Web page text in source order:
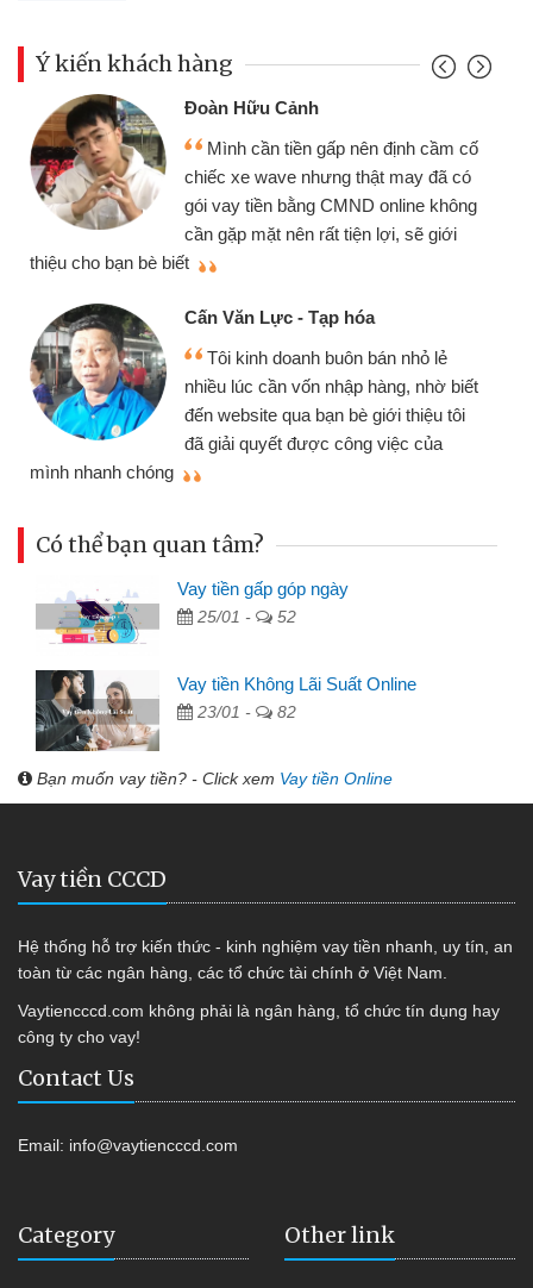
Ý kiến khách hàng
Đoàn Hữu Cảnh
Mình cần tiền gấp nên định cầm cố
chiếc xe wave nhưng thật may đã có
gói vay tiền bằng CMND online không
cần gặp mặt nên rất tiện lợi, sẽ giới
thiệu cho bạn bè biết
Cấn Văn Lực - Tạp hóa
Tôi kinh doanh buôn bán nhỏ lẻ
nhiều lúc cần vốn nhập hàng, nhờ biết
đến website qua bạn bè giới thiệu tôi
đã giải quyết được công việc của
mình nhanh chóng
Có thể bạn quan tâm?
Vay tiền gấp góp ngày
25/01 - 52
Vay tiền Không Lãi Suất Online
23/01 - 82
Bạn muốn vay tiền? - Click xem Vay tiền Online
Vay tiền CCCD
Hệ thống hỗ trợ kiến thức - kinh nghiệm vay tiền nhanh, uy tín, an
toàn từ các ngân hàng, các tổ chức tài chính ở Việt Nam.
Vaytiencccd.com không phải là ngân hàng, tổ chức tín dụng hay
công ty cho vay!
Contact Us
Email: info@vaytiencccd.com
Category Other link